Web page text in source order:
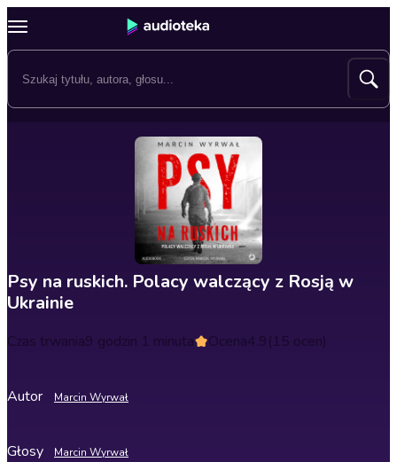
Psy na ruskich. Polacy walczący z Rosją w
Ukrainie
Czas trwania9 godzin 1 minuta Ocena4.9(15 ocen)
Autor Marcin Wyrwał
Głosy Marcin Wyrwał